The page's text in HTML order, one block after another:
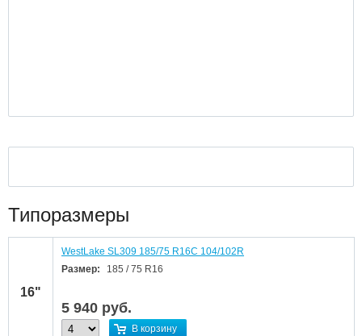
Типоразмеры
16"
WestLake SL309 185/75 R16C 104/102R
Размер:
185 / 75 R16
5 940 руб.
В корзину